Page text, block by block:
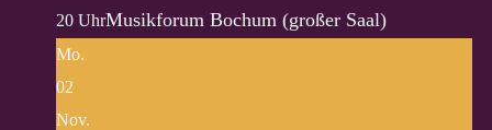
20 UhrMusikforum Bochum (großer Saal)
Mo.
02
Nov.